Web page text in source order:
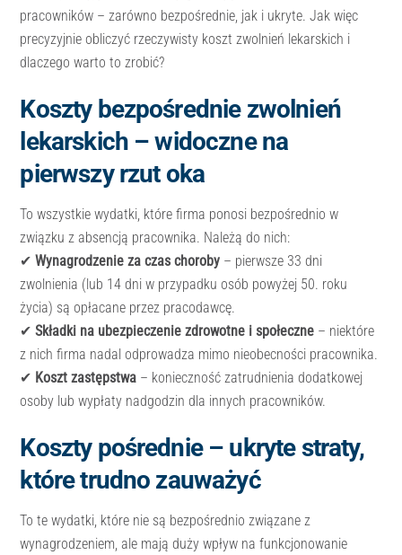
pracowników – zarówno bezpośrednie, jak i ukryte. Jak więc
precyzyjnie obliczyć rzeczywisty koszt zwolnień lekarskich i
dlaczego warto to zrobić?
Koszty bezpośrednie zwolnień
lekarskich – widoczne na
pierwszy rzut oka
To wszystkie wydatki, które firma ponosi bezpośrednio w
związku z absencją pracownika. Należą do nich:
✔Wynagrodzenie za czas choroby – pierwsze 33 dni
zwolnienia (lub 14 dni w przypadku osób powyżej 50. roku
życia) są opłacane przez pracodawcę.
✔Składki na ubezpieczenie zdrowotne i społeczne – niektóre
z nich firma nadal odprowadza mimo nieobecności pracownika.
✔ Koszt zastępstwa – konieczność zatrudnienia dodatkowej
osoby lub wypłaty nadgodzin dla innych pracowników.
Koszty pośrednie – ukryte straty,
które trudno zauważyć
To te wydatki, które nie są bezpośrednio związane z
wynagrodzeniem, ale mają duży wpływ na funkcjonowanie